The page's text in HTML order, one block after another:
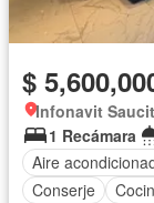
$
Infonavit
1 Recámara
Aire
Conserje